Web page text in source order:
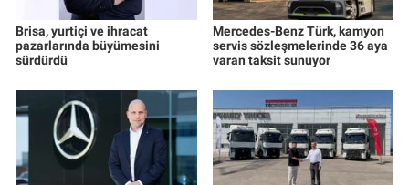
Brisa, yurtiçi ve ihracat
pazarlarında büyümesini
sürdürdü
Mercedes-Benz Türk, kamyon
servis sözleşmelerinde 36 aya
varan taksit sunuyor